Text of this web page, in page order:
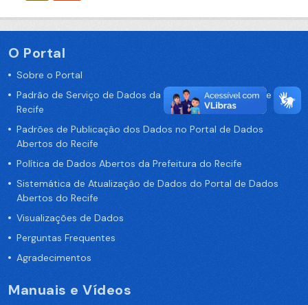
O Portal
Sobre o Portal
Padrão de Serviço de Dados da Prefeitura da Cidade de
Recife
Padrões de Publicação dos Dados no Portal de Dados
Abertos do Recife
Política de Dados Abertos da Prefeitura do Recife
Sistemática de Atualização de Dados do Portal de Dados
Abertos do Recife
Visualizações de Dados
Perguntas Frequentes
Agradecimentos
Manuais e Vídeos